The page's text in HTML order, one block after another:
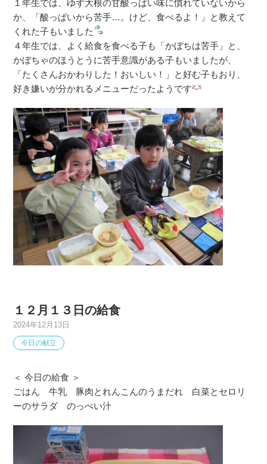
１年生では、ゆず大根の甘酸っぱい味に慣れていないから
か、「酸っぱいから苦手…。けど、食べるよ！」と教えて
くれた子もいました
４年生では、よく給食を食べる子も「かぼちは苦手」と、
かぼちゃのほうとうに苦手意識がある子もいましたが、
「たくさんおかわりした！おいしい！」と好む子もおり、
好き嫌いが分かれるメニューだったようです
１２月１３日の給食
2024年12月13日
今日の献立
＜ 今日の給食 ＞
ごはん 牛乳 豚肉とれんこんのうまだれ 白菜とセロリ
ーのサラダ のっぺい汁